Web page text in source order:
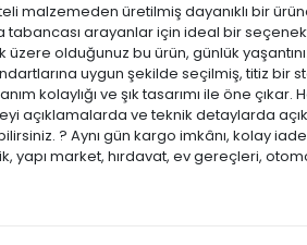
malzemeden üretilmiş dayanıklı bir
tabancası arayanlar için ideal bir
üzere olduğunuz bu ürün, günlük
uygun şekilde seçilmiş, titiz bir
kolaylığı ve şık tasarımı ile öne
açıklamalarda ve teknik detaylarda
? Aynı gün kargo imkânı, kolay iade
market, hırdavat, ev gereçleri,